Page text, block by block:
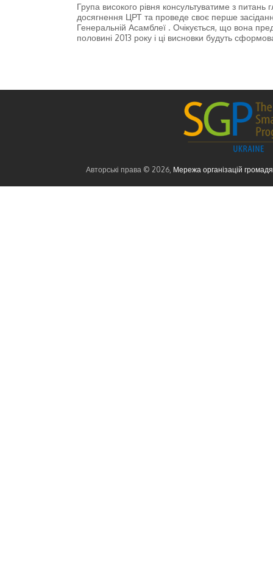
Група високого рівня консультуватиме з питань
досягнення ЦРТ та проведе своє перше
Генеральній Асамблеї . Очікується, що вона
половині 2013 року і ці висновки будуть
Авторські права © 2026, Мережа організацій